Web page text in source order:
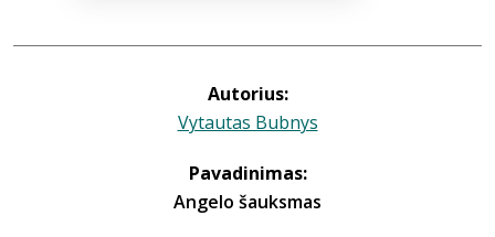
Autorius:
Vytautas Bubnys
Pavadinimas:
Angelo šauksmas